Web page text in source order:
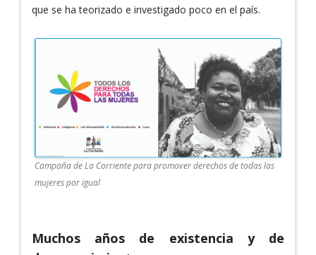
que se ha teorizado e investigado poco en el país.
Campaña de La Corriente para promover derechos de todas las
mujeres por igual
Muchos años de existencia y de